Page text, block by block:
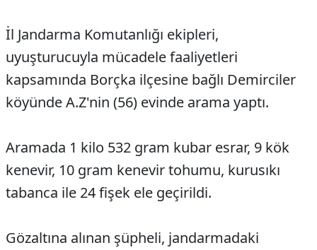
İl Jandarma Komutanlığı ekipleri,
uyuşturucuyla mücadele faaliyetleri
kapsamında Borçka ilçesine bağlı Demirciler
köyünde A.Z'nin (56) evinde arama yaptı.
Aramada 1 kilo 532 gram kubar esrar, 9 kök
kenevir, 10 gram kenevir tohumu, kurusıkı
tabanca ile 24 fişek ele geçirildi.
Gözaltına alınan şüpheli, jandarmadaki